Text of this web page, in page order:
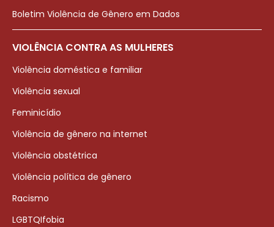
Boletim Violência de Gênero em Dados
VIOLÊNCIA CONTRA AS MULHERES
Violência doméstica e familiar
Violência sexual
Feminicídio
Violência de gênero na internet
Violência obstétrica
Violência política de gênero
Racismo
LGBTQIfobia